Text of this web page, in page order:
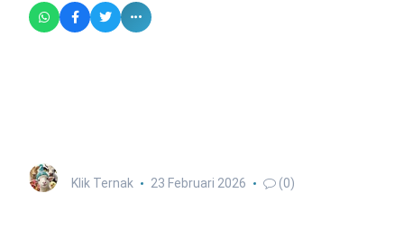
Klik Ternak 23 Februari 2026 (0)